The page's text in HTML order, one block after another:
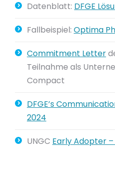
Datenblatt: DFGE
Fallbeispiel: Optima
Commitment Letter
Teilnahme als
Compact
DFGE’s
2024
UNGC Early Adopter